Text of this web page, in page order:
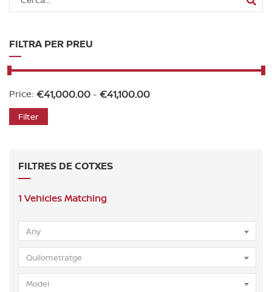
FILTRA PER PREU
Price: €41,000.00- €41,100.00
Filter
FILTRES DE COTXES
1 Vehicles Matching
Any
Quilometratge
Model